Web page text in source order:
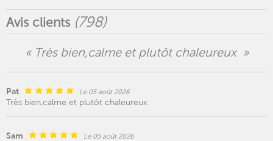
Avis clients (798)
« Très bien,calme et plutôt chaleureux »
Pat Le 05 août 2026
Très bien,calme et plutôt chaleureux
Sam Le 05 août 2026